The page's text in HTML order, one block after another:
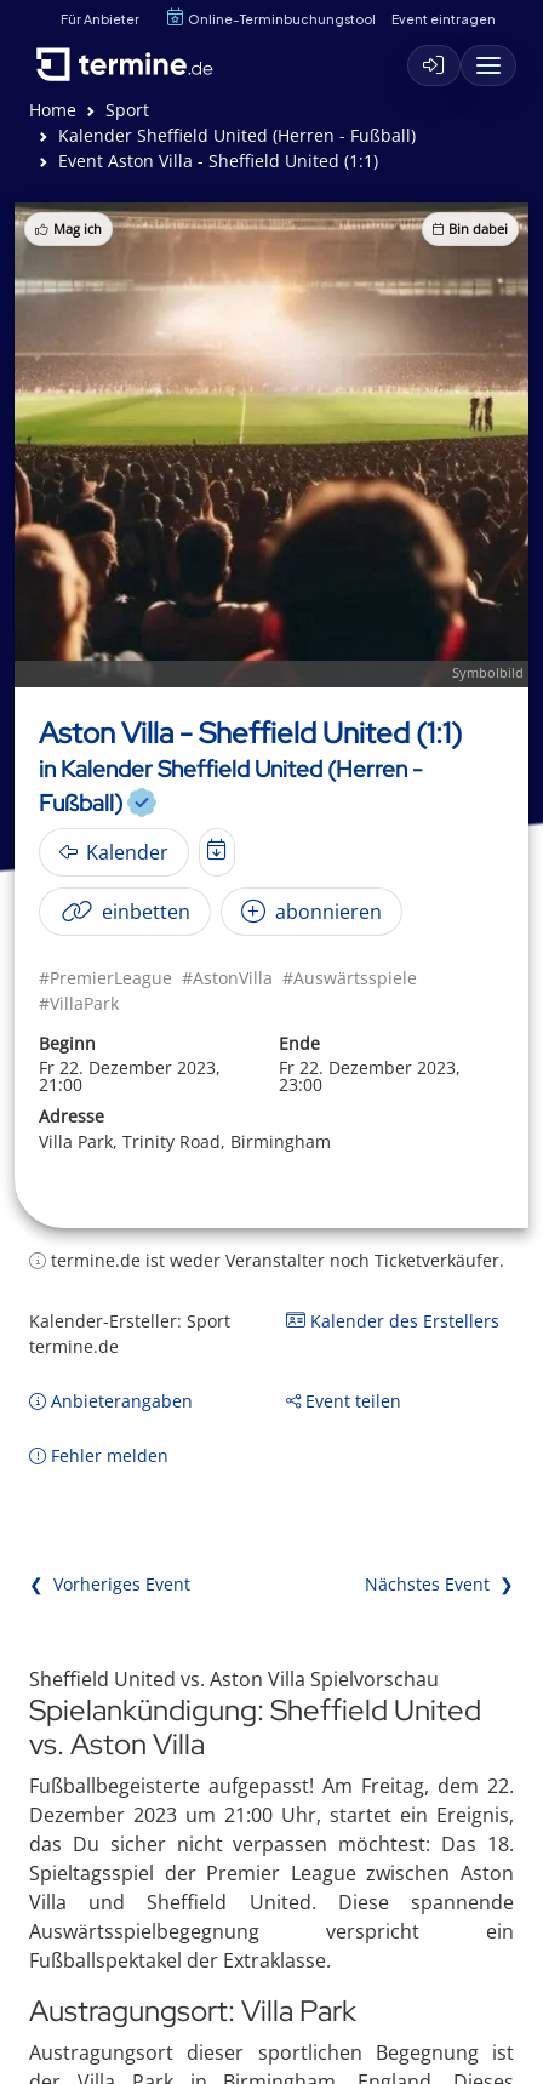
Für Anbieter Online-Terminbuchungstool Event eintragen
Home
Sport
Kalender Sheffield United (Herren - Fußball)
Event Aston Villa - Sheffield United (1:1)
Mag ich Bin dabei
Symbolbild
Aston Villa - Sheffield United (1:1)
in Kalender Sheffield United (Herren -
Fußball)
Kalender
einbetten abonnieren
#PremierLeague #AstonVilla #Auswärtsspiele
#VillaPark
Beginn
Fr 22. Dezember 2023,
21:00
Ende
Fr 22. Dezember 2023,
23:00
Adresse
Villa Park, Trinity Road, Birmingham
termine.de ist weder Veranstalter noch Ticketverkäufer.
Kalender-Ersteller: Sport
termine.de
Kalender des Erstellers
Anbieterangaben Event teilen
Fehler melden
❮ Vorheriges Event Nächstes Event ❯
Sheffield United vs. Aston Villa Spielvorschau
Spielankündigung: Sheffield United
vs. Aston Villa
Fußballbegeisterte aufgepasst! Am Freitag, dem 22.
Dezember 2023 um 21:00 Uhr, startet ein Ereignis,
das Du sicher nicht verpassen möchtest: Das 18.
Spieltagsspiel der Premier League zwischen Aston
Villa und Sheffield United. Diese spannende
Auswärtsspielbegegnung verspricht ein
Fußballspektakel der Extraklasse.
Austragungsort: Villa Park
Austragungsort dieser sportlichen Begegnung ist